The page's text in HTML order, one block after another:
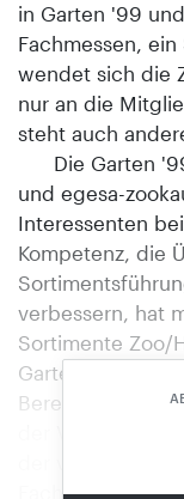
in Garten '99
Fachmessen,
wendet sich die
nur an die
steht auch
Die Garten '99
und egesa-
Interessenten
Kompetenz, die
verbessern, hat
Sortimente Zoo/
Garten/Pflanze/
Bereichen
der
der